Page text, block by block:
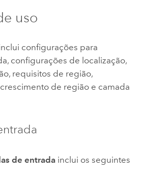
uso
configurações para
configurações de localização,
requisitos de região,
de região e camada
de entradainclui os seguintes